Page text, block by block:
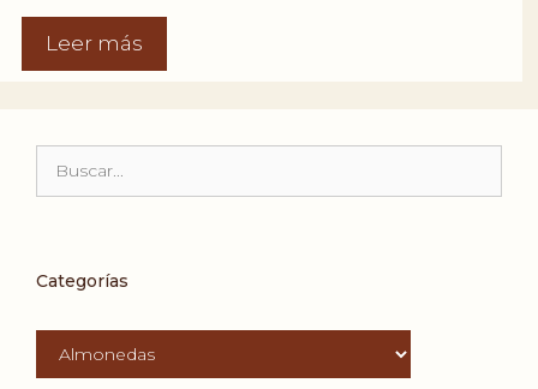
Leer más
Categorías